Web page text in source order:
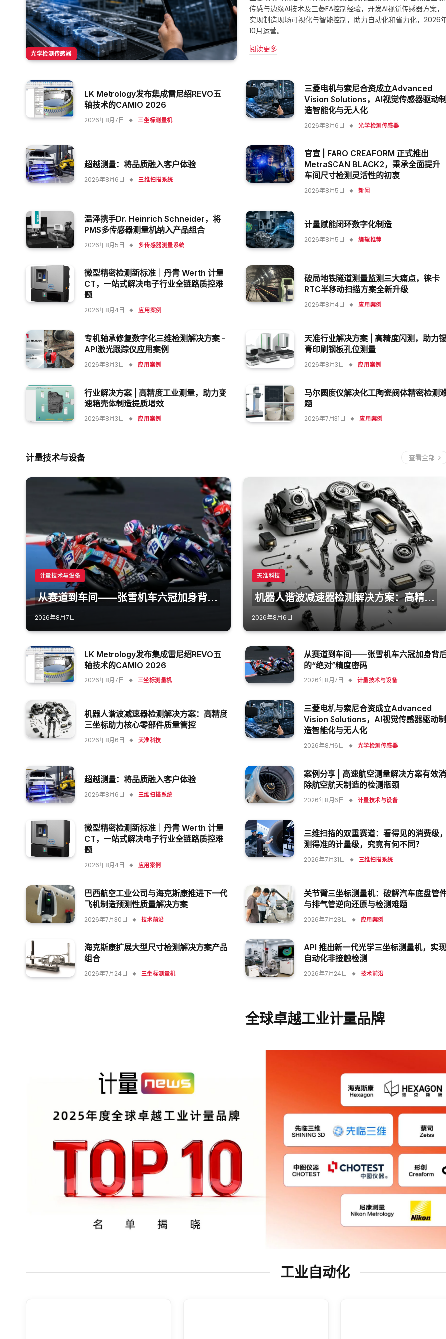
光学检测传感器
传感与边缘AI技术及三菱FA控制经验，开发AI视觉传感器方案，
实现制造现场可视化与智能控制，助力自动化和省力化，2026
10月运营。
阅读更多
LK Metrology发布集成雷尼绍REVO五
轴技术的CAMIO 2026
2026年8月7日 三坐标测量机
三菱电机与索尼合资成立Advanced
Vision Solutions，AI视觉传感器驱动
造智能化与无人化
2026年8月6日 光学检测传感器
超越测量：将品质融入客户体验
2026年8月6日 三维扫描系统
官宣 | FARO CREAFORM 正式推出
MetraSCAN BLACK2，秉承全面提升
车间尺寸检测灵活性的初衷
2026年8月5日 新闻
温泽携手Dr. Heinrich Schneider，将
PMS多传感器测量机纳入产品组合
2026年8月5日 多传感器测量系统
计量赋能闭环数字化制造
2026年8月5日 编辑推荐
微型精密检测新标准｜丹青 Werth 计量
CT，一站式解决电子行业全链路质控难
题
2026年8月4日 应用案例
破局地铁隧道测量监测三大痛点，徕卡
RTC半移动扫描方案全新升级
2026年8月4日 应用案例
专机轴承修复数字化三维检测解决方案 –
API激光跟踪仪应用案例
2026年8月3日 应用案例
天准行业解决方案 | 高精度闪测，助力
膏印刷钢板孔位测量
2026年8月3日 应用案例
行业解决方案 | 高精度工业测量，助力变
速箱壳体制造提质增效
2026年8月3日 应用案例
马尔圆度仪解决化工陶瓷阀体精密检测
题
2026年7月31日 应用案例
计量技术与设备 查看全部
计量技术与设备
从赛道到车间——张雪机车六冠加身背后
的“绝对”精度密码
2026年8月7日
天准科技
机器人谐波减速器检测解决方案：高精度
三坐标助力核心零部件质量管控
2026年8月6日
LK Metrology发布集成雷尼绍REVO五
轴技术的CAMIO 2026
2026年8月7日 三坐标测量机
从赛道到车间——张雪机车六冠加身背
的“绝对”精度密码
2026年8月7日 计量技术与设备
机器人谐波减速器检测解决方案：高精度
三坐标助力核心零部件质量管控
2026年8月6日 天准科技
三菱电机与索尼合资成立Advanced
Vision Solutions，AI视觉传感器驱动制
造智能化与无人化
2026年8月6日 光学检测传感器
超越测量：将品质融入客户体验
2026年8月6日 三维扫描系统
案例分享 | 高速航空测量解决方案有效消
除航空航天制造的检测瓶颈
2026年8月6日 计量技术与设备
微型精密检测新标准｜丹青 Werth 计量
CT，一站式解决电子行业全链路质控难
题
2026年8月4日 应用案例
三维扫描的双重赛道：看得见的消费级
测得准的计量级，究竟有何不同？
2026年7月31日 三维扫描系统
巴西航空工业公司与海克斯康推进下一代
飞机制造预测性质量解决方案
2026年7月30日 技术前沿
关节臂三坐标测量机：破解汽车底盘管
与排气管逆向还原与检测难题
2026年7月28日 应用案例
海克斯康扩展大型尺寸检测解决方案产品
组合
2026年7月24日 三坐标测量机
API 推出新一代光学三坐标测量机，实现
自动化非接触检测
2026年7月24日 技术前沿
全球卓越工业计量品牌
工业自动化